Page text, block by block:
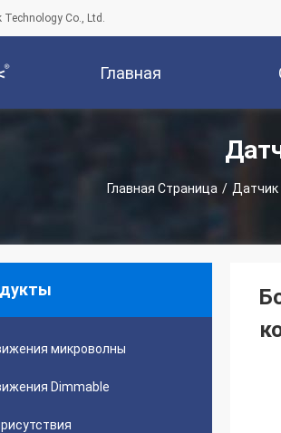
Technology Co., Ltd.
Главная
Главная Страница /
микроволны
Dimmable